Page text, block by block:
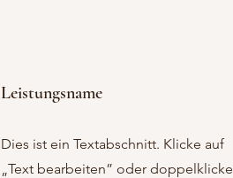
Leistungsname
Dies ist ein Textabschnitt. Klicke auf
„Text bearbeiten” oder doppelklicke